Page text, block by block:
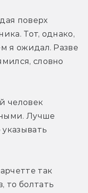
поверх
Тот, однако,
я ожидал. Разве
словно
человек
Лучше
указывать
так
то болтать